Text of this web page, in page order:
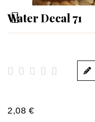
Water Decal 71
    
2,08 €